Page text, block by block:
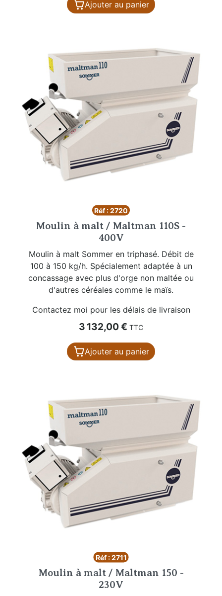
Ajouter au panier
Réf : 2720
Moulin à malt / Maltman 110S -
400V
Moulin à malt Sommer en triphasé. Débit de
100 à 150 kg/h. Spécialement adaptée à un
concassage avec plus d'orge non maltée ou
d'autres céréales comme le maïs.
Contactez moi pour les délais de livraison
Prix
3 132,00 € TTC
Ajouter au panier
Réf : 2711
Moulin à malt / Maltman 150 -
230V